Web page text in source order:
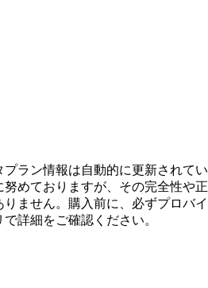
ラン情報は自動的に更新されてい
努めておりますが、その完全性や正
ません。購入前に、必ずプロバイ
詳細をご確認ください。